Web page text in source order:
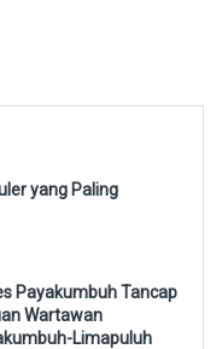
yang Paling
Payakumbuh Tancap
Wartawan
Limapuluh